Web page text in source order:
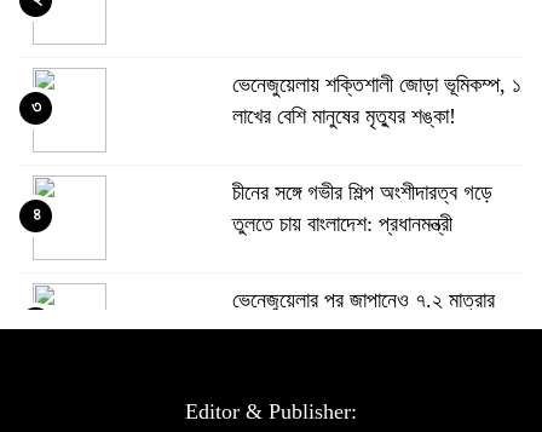
ভেনেজুয়েলায় শক্তিশালী জোড়া ভূমিকম্প, ১
লাখের বেশি মানুষের মৃত্যুর শঙ্কা!
৩
চীনের সঙ্গে গভীর শিল্প অংশীদারত্ব গড়ে
তুলতে চায় বাংলাদেশ: প্রধানমন্ত্রী
৪
ভেনেজুয়েলার পর জাপানেও ৭.২ মাত্রার
শক্তিশালী ভূমিকম্প
টানা ৩ ম্যাচে গোল ভিনির, ইতিহাস বলছে
Editor & Publisher: